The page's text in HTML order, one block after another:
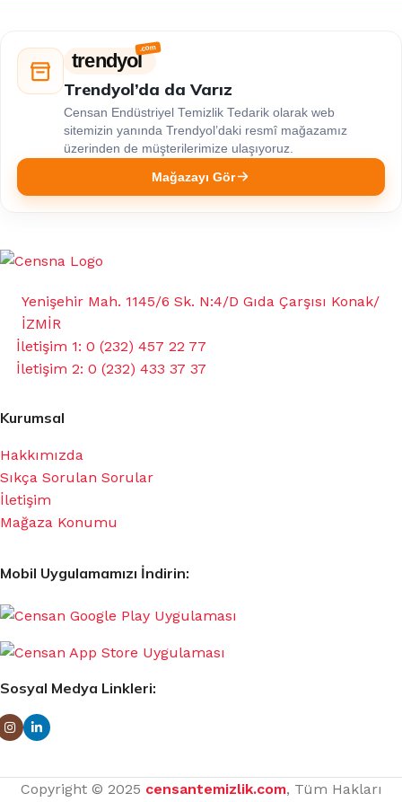
trendyol
Trendyol’da da Varız
Censan Endüstriyel Temizlik Tedarik olarak web
sitemizin yanında Trendyol’daki resmî mağazamız
üzerinden de müşterilerimize ulaşıyoruz.
Mağazayı Gör
Yenişehir Mah. 1145/6 Sk. N:4/D Gıda Çarşısı Konak/
İZMİR
İletişim 1: 0 (232) 457 22 77
İletişim 2: 0 (232) 433 37 37
Kurumsal
Hakkımızda
Sıkça Sorulan Sorular
İletişim
Mağaza Konumu
Mobil Uygulamamızı İndirin:
Sosyal Medya Linkleri:
Copyright © 2025 censantemizlik.com, Tüm Hakları